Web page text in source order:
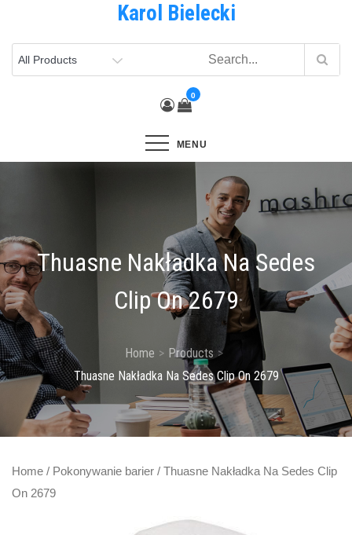
content
Karol Bielecki
0
MENU
Thuasne Nakładka Na Sedes
Clip On 2679
Home
Products
Thuasne Nakładka Na Sedes Clip On 2679
Home / Pokonywanie barier / Thuasne Nakładka Na Sedes Clip
On 2679